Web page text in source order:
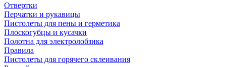
Отвертки
Перчатки и рукавицы
Пистолеты для пены и герметика
Плоскогубцы и кусачки
Полотна для электролобзика
Правила
Пистолеты для горячего склеивания